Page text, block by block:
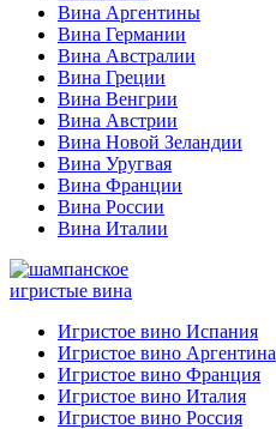
Вина Аргентины
Вина Германии
Вина Австралии
Вина Греции
Вина Венгрии
Вина Австрии
Вина Новой Зеландии
Вина Уругвая
Вина Франции
Вина России
Вина Италии
игристые вина
Игристое вино Испания
Игристое вино Аргентина
Игристое вино Франция
Игристое вино Италия
Игристое вино Россия